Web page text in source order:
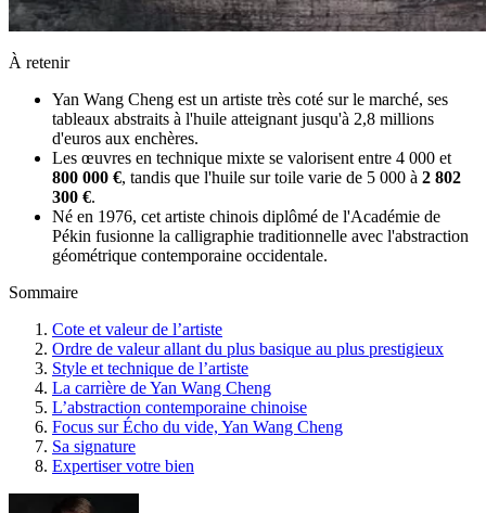
À retenir
Yan Wang Cheng est un artiste très coté sur le marché, ses
tableaux abstraits à l'huile atteignant jusqu'à 2,8 millions
d'euros aux enchères.
Les œuvres en technique mixte se valorisent entre 4 000 et
800 000 €, tandis que l'huile sur toile varie de 5 000 à 2 802
300 €.
Né en 1976, cet artiste chinois diplômé de l'Académie de
Pékin fusionne la calligraphie traditionnelle avec l'abstraction
géométrique contemporaine occidentale.
Sommaire
Cote et valeur de l’artiste
Ordre de valeur allant du plus basique au plus prestigieux
Style et technique de l’artiste
La carrière de Yan Wang Cheng
L’abstraction contemporaine chinoise
Focus sur Écho du vide, Yan Wang Cheng
Sa signature
Expertiser votre bien